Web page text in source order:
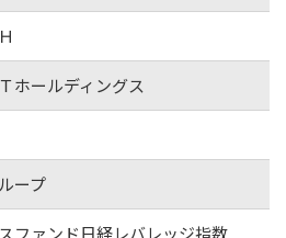
ホールディングス
ープ